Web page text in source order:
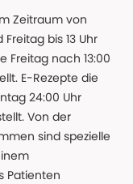
Zeitraum von
bis 13 Uhr
Freitag nach 13:00
E-Rezepte die
24:00 Uhr
Von der
sind spezielle
Patienten